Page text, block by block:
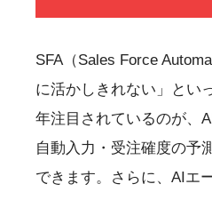
SFA（Sales Force
に活かしきれない」とい
年注目されているのが、
自動入力・受注確度の予
できます。さらに、AIエ